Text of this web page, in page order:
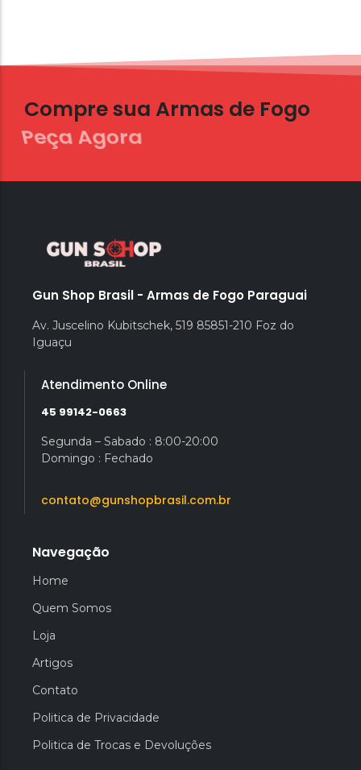
Compre sua Armas de Fogo
Peça Agora
Gun Shop Brasil - Armas de Fogo Paraguai
Av. Juscelino Kubitschek, 519 85851-210 Foz do
Iguaçu
Atendimento Online
45 99142-0663
Segunda – Sabado : 8:00-20:00
Domingo : Fechado
contato@gunshopbrasil.com.br
Navegação
Home
Quem Somos
Loja
Artigos
Contato
Politica de Privacidade
Politica de Trocas e Devoluções